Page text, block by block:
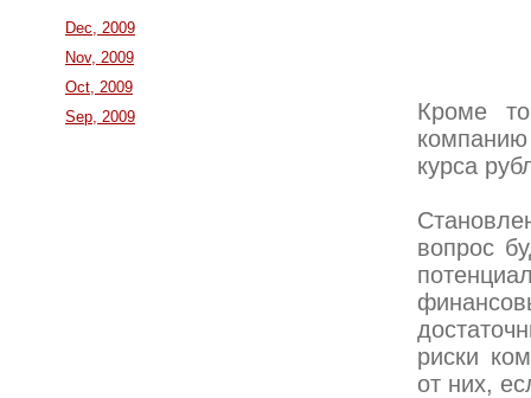
Кроме
курса
вопрос
риски
от них,
Dec, 2009
Nov, 2009
Oct, 2009
Sep, 2009